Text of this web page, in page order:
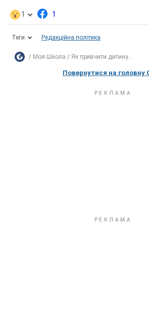
1 1
Теги Редакційна політика
Моя Школа Як привчити дитину...
Повернутися на головну